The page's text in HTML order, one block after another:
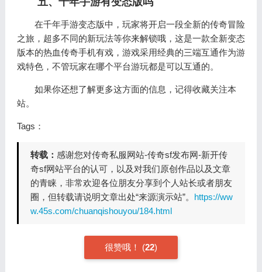
在千年手游变态版中，玩家将开启一段全新的传奇冒险
之旅，超多不同的新玩法等你来解锁哦，这是一款全新变态
版本的热血传奇手机有戏，游戏采用经典的三端互通作为游
戏特色，不管玩家在哪个平台游玩都是可以互通的。
如果你还想了解更多这方面的信息，记得收藏关注本
站。
Tags：
转载： 感谢您对传奇私服网站-传奇sf发布网-新开传
奇sf网站平台的认可，以及对我们原创作品以及文章
的青睐，非常欢迎各位朋友分享到个人站长或者朋友
圈，但转载请说明文章出处“来源演示站”。 https://ww
w.45s.com/chuanqishouyou/184.html
很赞哦！ (22)